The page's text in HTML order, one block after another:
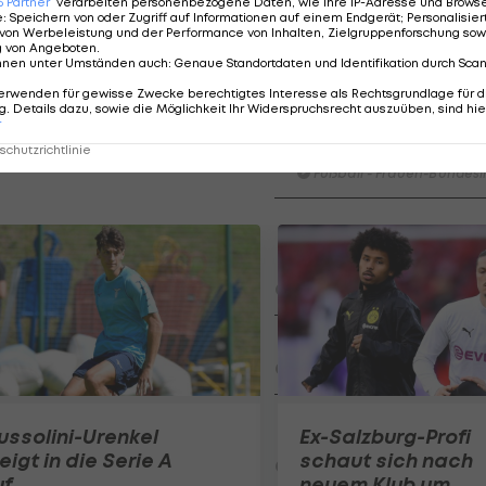
2023 laufenden Vertrag.
Graz
Fußball - Frauen-
Highlights: Jerabek bereitet
dem SKN einen endgültigen
Fußball - ADMIRAL 2. Liga
FC Liefering - FC Hertha Wels
Fußball - ADMIRAL 2. Liga
Austria Wien
Fußball - ADMIRAL 2. Liga
Urenkel
in die Serie A
Ex-Salzburg-Profi
schaut sich nach
: Speichern von oder Zugriff auf Informationen auf einem Endgerät;
Werbeleistung und der Performance von Inhalten, Zielgruppenforschung
von Angeboten.
unter Umständen auch: Genaue Standortdaten und Identifikation durch
für gewisse Zwecke berechtigtes Interesse als Rechtsgrundlage für
Details dazu, sowie die Möglichkeit Ihr Widerspruchsrecht auszuüben, sind